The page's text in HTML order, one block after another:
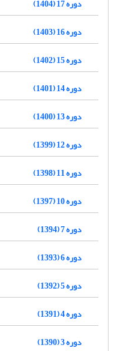
دوره 17 (1404)
دوره 16 (1403)
دوره 15 (1402)
دوره 14 (1401)
دوره 13 (1400)
دوره 12 (1399)
دوره 11 (1398)
دوره 10 (1397)
دوره 7 (1394)
دوره 6 (1393)
دوره 5 (1392)
دوره 4 (1391)
دوره 3 (1390)